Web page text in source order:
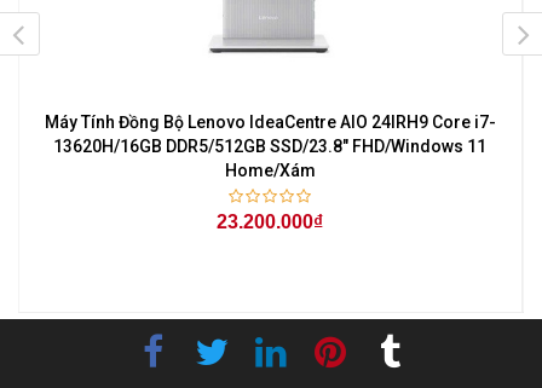
Máy Tính Đồng Bộ Lenovo IdeaCentre AIO 24IRH9 Core i7-
13620H/16GB DDR5/512GB SSD/23.8" FHD/Windows 11
Home/Xám
23.200.000₫